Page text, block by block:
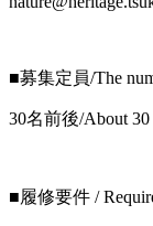
■募集定員/The
30名前後/About 30
■履修要件 /